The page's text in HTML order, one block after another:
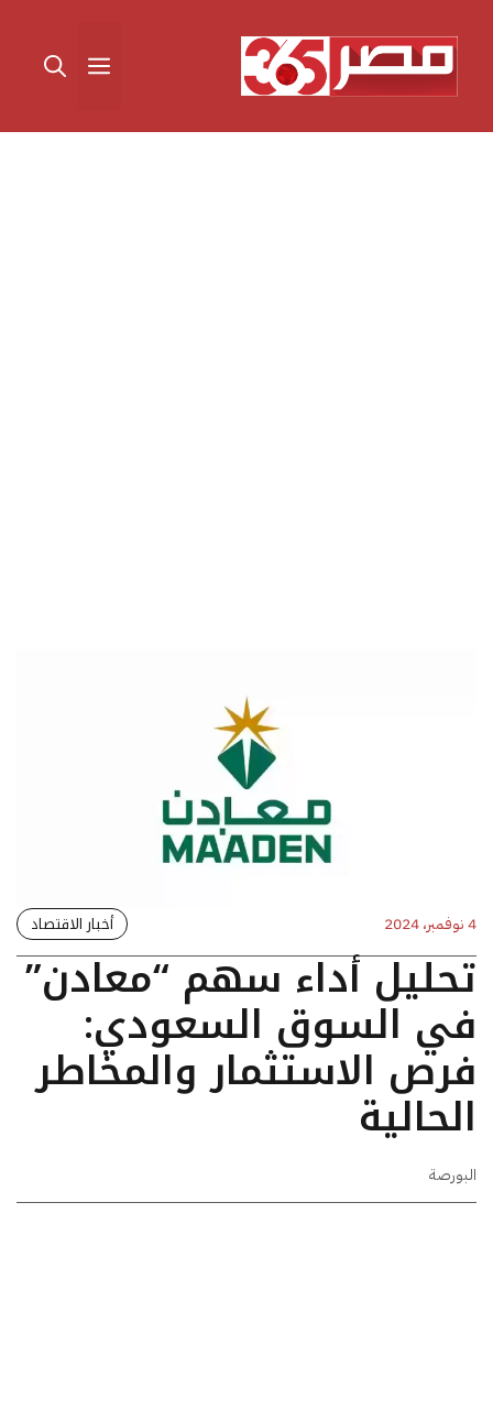
المحتوى القائمة
4 نوفمبر، 2024 أخبار الاقتصاد
تحليل أداء سهم “معادن”
في السوق السعودي:
فرص الاستثمار والمخاطر
الحالية
البورصة